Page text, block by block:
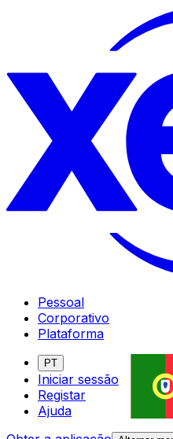
Pessoal
Corporativo
Plataforma
PT
Iniciar sessão
Registar
Ajuda